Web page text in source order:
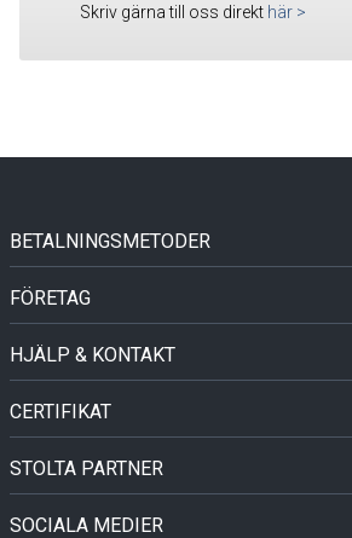
Skriv gärna till oss direkt här >
BETALNINGSMETODER
FÖRETAG
HJÄLP & KONTAKT
CERTIFIKAT
STOLTA PARTNER
SOCIALA MEDIER